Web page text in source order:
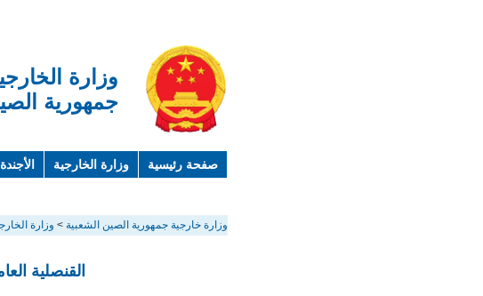
وزارة
جمهورية
صفحة رئيسية وزارة الخارجية
وزارة خارجية جمهورية الصين الشعبية > وزارة
القنصلية